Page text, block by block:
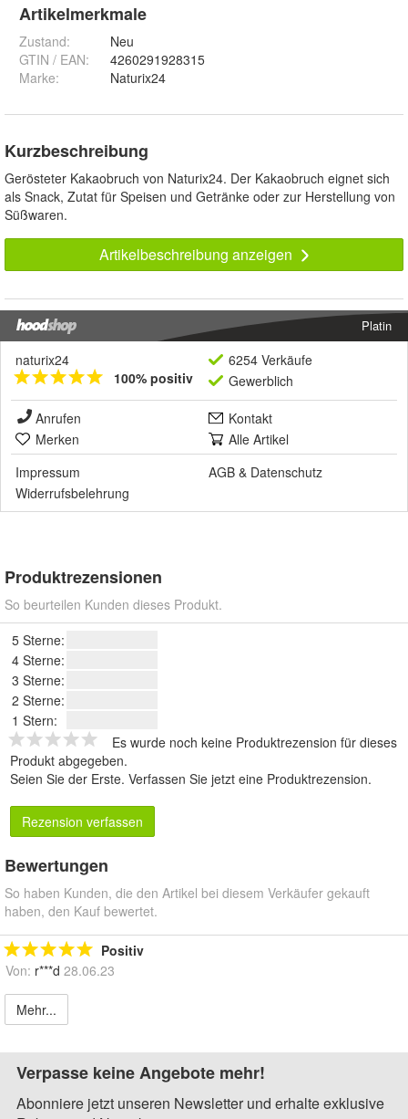
Artikelmerkmale
Zustand:
Neu
GTIN / EAN:
4260291928315
Marke:
Naturix24
Kurzbeschreibung
Gerösteter Kakaobruch von Naturix24. Der Kakaobruch eignet sich
als Snack, Zutat für Speisen und Getränke oder zur Herstellung von
Süßwaren.
Artikelbeschreibung anzeigen
Platin
naturix24
100% positiv
6254 Verkäufe
Gewerblich
Anrufen
Kontakt
Merken
Alle Artikel
Impressum
AGB & Datenschutz
Widerrufsbelehrung
Produktrezensionen
So beurteilen Kunden dieses Produkt.
5 Sterne:
4 Sterne:
3 Sterne:
2 Sterne:
1 Stern:
Es wurde noch keine Produktrezension für dieses
Produkt abgegeben.
Seien Sie der Erste. Verfassen Sie jetzt eine Produktrezension.
Rezension verfassen
Bewertungen
So haben Kunden, die den Artikel bei diesem Verkäufer gekauft
haben, den Kauf bewertet.
Positiv
Von: r***d 28.06.23
Mehr...
Verpasse keine Angebote mehr!
Abonniere jetzt unseren Newsletter und erhalte exklusive